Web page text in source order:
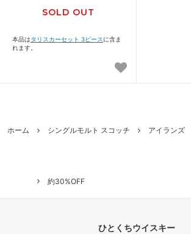
SOLD OUT
本品はタリスカーセット 3ピース に含ま
れます。
ホーム シングルモルト スコッチ アイランズ
約30%OFF
ひとくちウイスキー